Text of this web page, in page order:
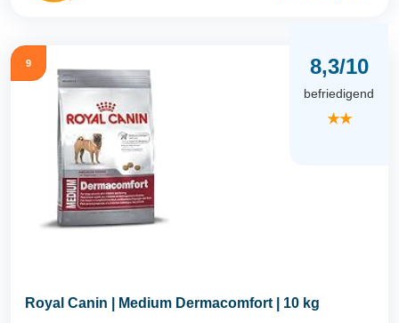
9 8,3/10
befriedigend
★★
Royal Canin | Medium Dermacomfort | 10 kg